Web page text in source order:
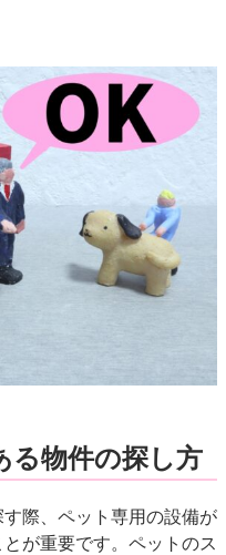
る物件の探し方
際、ペット専用の設備が
が重要です。ペットのス